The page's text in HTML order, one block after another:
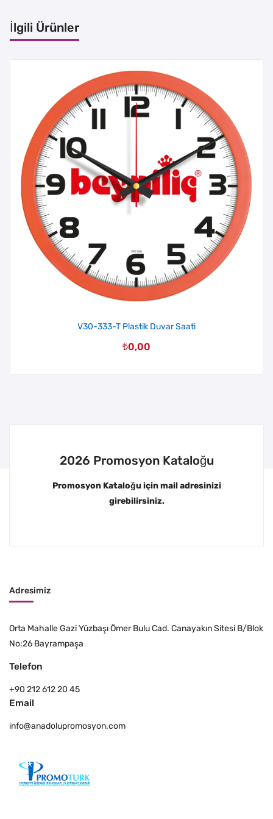
İlgili Ürünler
V30-333-T Plastik Duvar Saati
₺0,00
2026 Promosyon Kataloğu
Promosyon Kataloğu için mail adresinizi
girebilirsiniz.
Adresimiz
Orta Mahalle Gazi Yüzbaşı Ömer Bulu Cad. Canayakın Sitesi B/Blok
No:26 Bayrampaşa
Telefon
+90 212 612 20 45
Email
info@anadolupromosyon.com